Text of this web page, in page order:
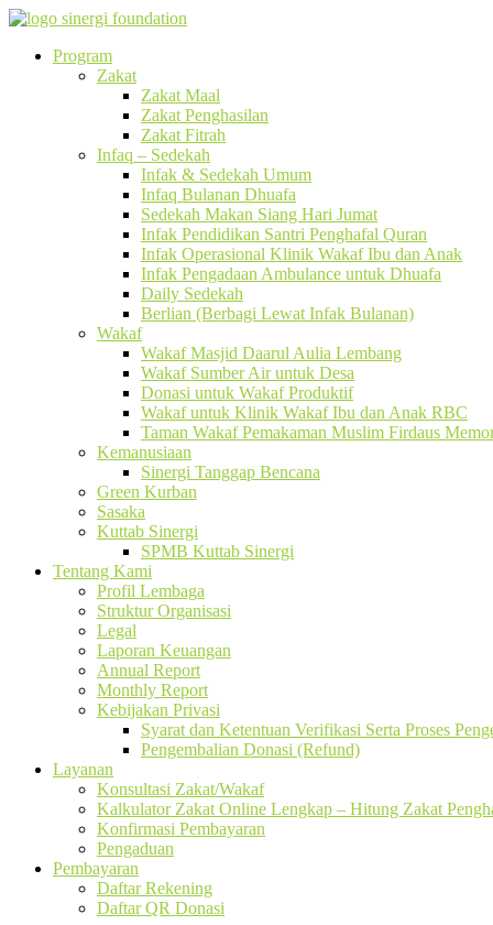
Program
Zakat
Zakat Maal
Zakat Penghasilan
Zakat Fitrah
Infaq – Sedekah
Infak & Sedekah Umum
Infaq Bulanan Dhuafa
Sedekah Makan Siang Hari Jumat
Infak Pendidikan Santri Penghafal Quran
Infak Operasional Klinik Wakaf Ibu dan Anak
Infak Pengadaan Ambulance untuk Dhuafa
Daily Sedekah
Berlian (Berbagi Lewat Infak Bulanan)
Wakaf
Wakaf Masjid Daarul Aulia Lembang
Wakaf Sumber Air untuk Desa
Donasi untuk Wakaf Produktif
Wakaf untuk Klinik Wakaf Ibu dan Anak RBC
Taman Wakaf Pemakaman Muslim Firdaus
Kemanusiaan
Sinergi Tanggap Bencana
Green Kurban
Sasaka
Kuttab Sinergi
SPMB Kuttab Sinergi
Tentang Kami
Profil Lembaga
Struktur Organisasi
Legal
Laporan Keuangan
Annual Report
Monthly Report
Kebijakan Privasi
Syarat dan Ketentuan Verifikasi Serta Proses
Pengembalian Donasi (Refund)
Layanan
Konsultasi Zakat/Wakaf
Kalkulator Zakat Online Lengkap – Hitung Zakat
Konfirmasi Pembayaran
Pengaduan
Pembayaran
Daftar Rekening
Daftar QR Donasi